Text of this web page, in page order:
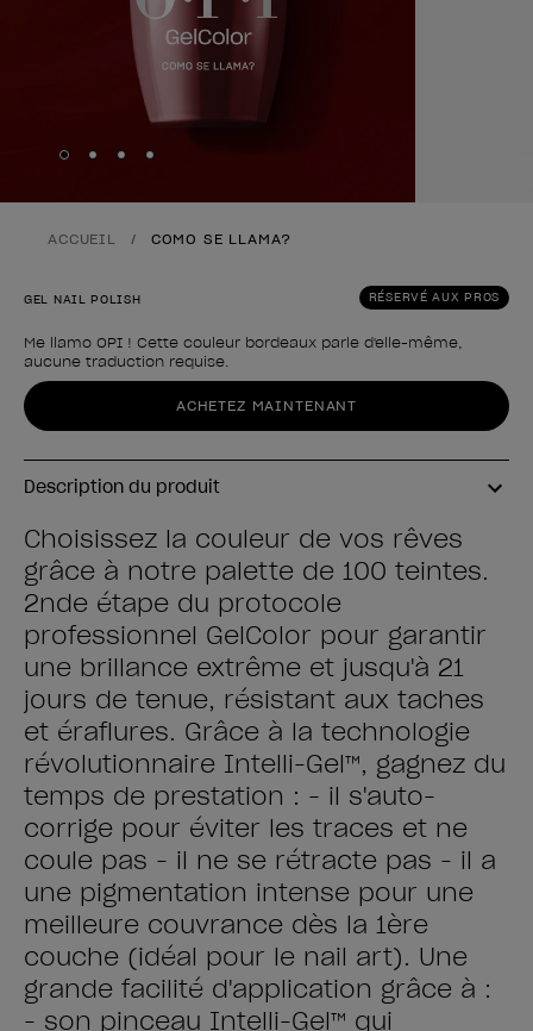
Skip to slide
Skip to slide
Skip to slide
Skip to slide
ACCUEIL COMO SE LLAMA?
RÉSERVÉ AUX PROS
GEL NAIL POLISH
Me llamo OPI ! Cette couleur bordeaux parle d'elle-même,
aucune traduction requise.
Forme du produit
ACHETEZ MAINTENANT
Description du produit
Choisissez la couleur de vos rêves
grâce à notre palette de 100 teintes.
2nde étape du protocole
professionnel GelColor pour garantir
une brillance extrême et jusqu'à 21
jours de tenue, résistant aux taches
et éraflures. Grâce à la technologie
révolutionnaire Intelli-Gel™, gagnez du
temps de prestation : - il s'auto-
corrige pour éviter les traces et ne
coule pas - il ne se rétracte pas - il a
une pigmentation intense pour une
meilleure couvrance dès la 1ère
couche (idéal pour le nail art). Une
grande facilité d'application grâce à :
- son pinceau Intelli-Gel™ qui